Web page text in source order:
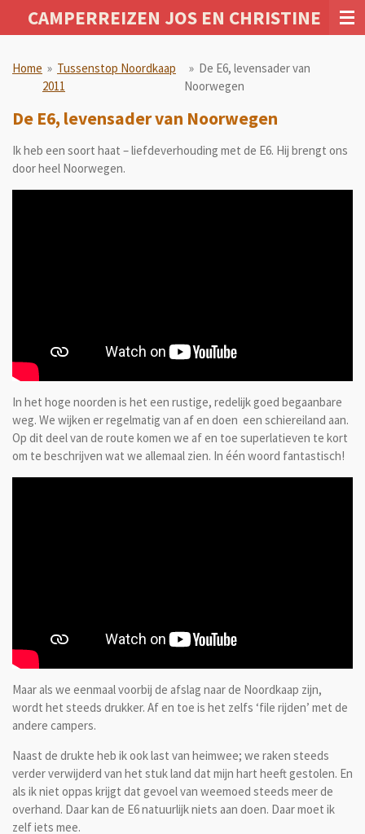
direct
de
hoofdinhoud
CAMPERREIZEN JOS EN CHRISTINE
Home » Tussenstop Noordkaap
2011
» De E6, levensader van
Noorwegen
De E6, levensader van Noorwegen
Ik heb een soort haat – liefdeverhouding met de E6. Hij brengt ons
door heel Noorwegen.
In het hoge noorden is het een rustige, redelijk goed begaanbare
weg. We wijken er regelmatig van af en doen een schiereiland aan.
Op dit deel van de route komen we af en toe superlatieven te kort
om te beschrijven wat we allemaal zien. In één woord fantastisch!
Maar als we eenmaal voorbij de afslag naar de Noordkaap zijn,
wordt het steeds drukker. Af en toe is het zelfs ‘file rijden’ met de
andere campers.
Naast de drukte heb ik ook last van heimwee; we raken steeds
verder verwijderd van het stuk land dat mijn hart heeft gestolen. En
als ik niet oppas krijgt dat gevoel van weemoed steeds meer de
overhand. Daar kan de E6 natuurlijk niets aan doen. Daar moet ik
zelf iets mee.